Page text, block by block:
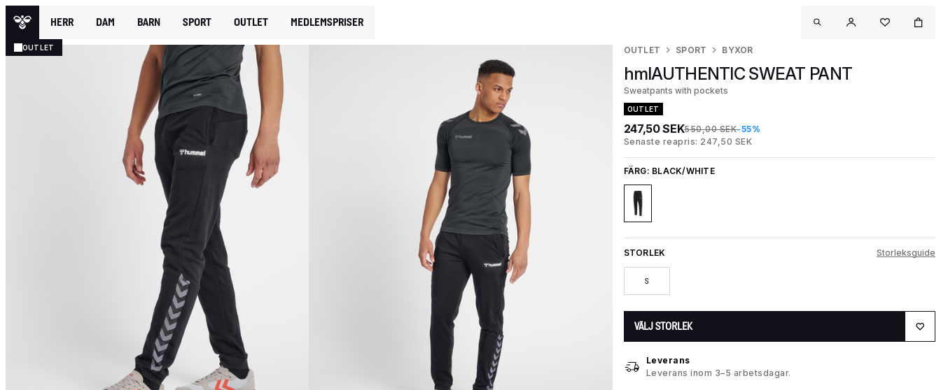
HERR DAM BARN SPORT OUTLET MEDLEMSPRISER
OUTLET OUTLET SPORT BYXOR
hmlAUTHENTIC SWEAT PANT
Sweatpants with pockets
OUTLET
247,50 SEK550,00 SEK-55%
Senaste reapris: 247,50 SEK
FÄRG: BLACK/WHITE
STORLEK Storleksguide
S
VÄLJ STORLEK
Leverans
Leverans inom 3–5 arbetsdagar.